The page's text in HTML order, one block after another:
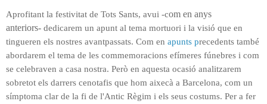
Aprofitant la festivitat de Tots Sants, avui -com en anys
anteriors- dedicarem un apunt al tema mortuori i la visió que en
tingueren els nostres avantpassats. Com en apunts precedents també
abordarem el tema de les commemoracions efímeres fúnebres i com
se celebraven a casa nostra. Però en aquesta ocasió analitzarem
sobretot els darrers cenotafis que hom aixecà a Barcelona, com un
símptoma clar de la fi de l'Antic Règim i els seus costums. Per a fer